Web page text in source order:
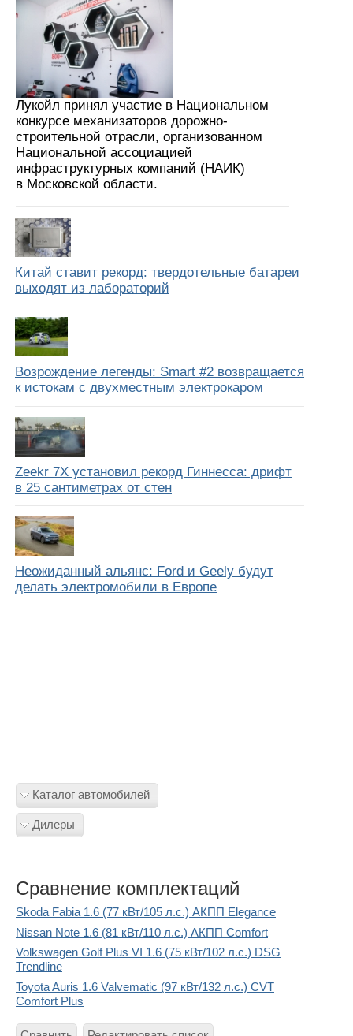
Лукойл принял участие в Национальном
конкурсе механизаторов дорожно-
строительной отрасли, организованном
Национальной ассоциацией
инфраструктурных компаний (НАИК)
в Московской области.
Китай ставит рекорд: твердотельные батареи
выходят из лабораторий
Возрождение легенды: Smart #2 возвращается
к истокам с двухместным электрокаром
Zeekr 7X установил рекорд Гиннесса: дрифт
в 25 сантиметрах от стен
Неожиданный альянс: Ford и Geely будут
делать электромобили в Европе
Каталог автомобилей
Дилеры
Сравнение комплектаций
Skoda Fabia 1.6 (77 кВт/105 л.с.) АКПП Elegance
Nissan Note 1.6 (81 кВт/110 л.с.) АКПП Comfort
Volkswagen Golf Plus VI 1.6 (75 кВт/102 л.с.) DSG
Trendline
Toyota Auris 1.6 Valvematic (97 кВт/132 л.с.) CVT
Comfort Plus